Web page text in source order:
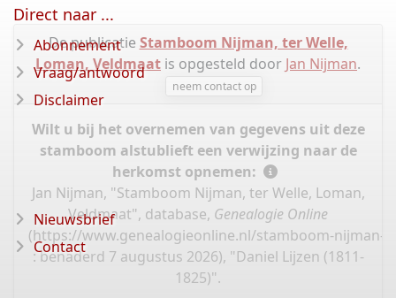
De publicatie Stamboom Nijman, ter Welle,
Loman, Veldmaat is opgesteld door Jan Nijman.
neem contact op
Wilt u bij het overnemen van gegevens uit deze
stamboom alstublieft een verwijzing naar de
herkomst opnemen:
Jan Nijman, "Stamboom Nijman, ter Welle, Loman,
Veldmaat", database, Genealogie Online
(https://www.genealogieonline.nl/stamboom-nijman-
: benaderd 7 augustus 2026), "Daniel Lijzen (1811-
1825)".
Direct naar ...
Abonnement
Vraag/antwoord
Disclaimer
Nieuwsbrief
Contact